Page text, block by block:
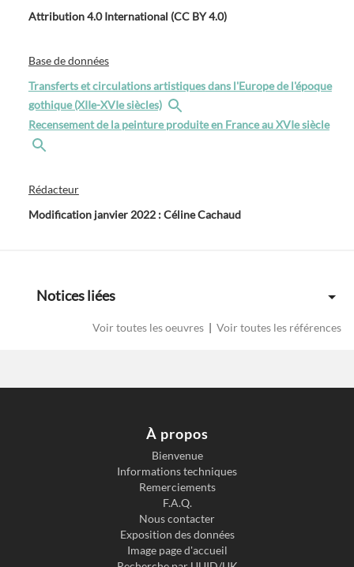
Attribution 4.0 International (CC BY 4.0)
Base de données
Transferts et circulations artistiques dans l'Europe de l'époque
gothique (XIIe-XVIe siècles)
Recensement de la peinture produite en France au XVIe siècle
Rédacteur
Modification janvier 2022 : Céline Cachaud
Notices liées
Voir toutes les oeuvres | Voir toutes les références
À propos
Bienvenue
Informations techniques
Remerciements
F.A.Q.
Nous contacter
Exposition des données
Image page d'accueil